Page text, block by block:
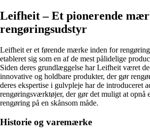
Leifheit – Et pionerende
rengøringsudstyr
Leifheit er et førende mærke inden for
etableret sig som en af de mest pålidelige
Siden deres grundlæggelse har Leifheit været
innovative og holdbare produkter, der gør
deres ekspertise i gulvpleje har de introduceret
rengøringsværktøjer, der gør det muligt at opnå
rengøring på en skånsom måde.
Historie og varemærke